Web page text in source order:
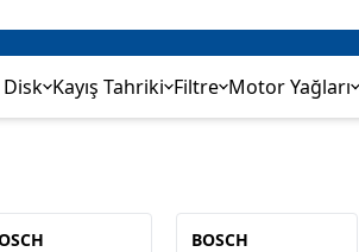
Kayış Tahriki Filtre Motor Yağları
BOSCH